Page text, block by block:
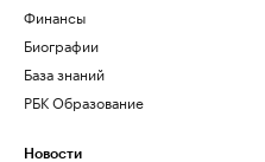
Финансы
Биографии
База знаний
РБК Образование
Новости